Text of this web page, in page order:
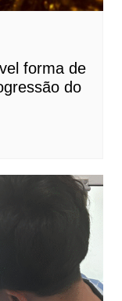
forma de
do